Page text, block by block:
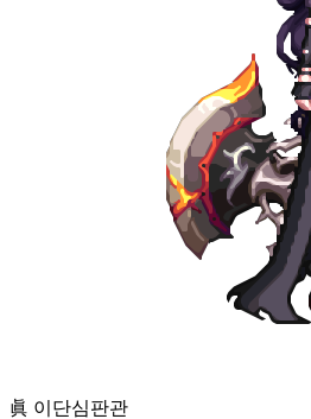
眞 이단심판관